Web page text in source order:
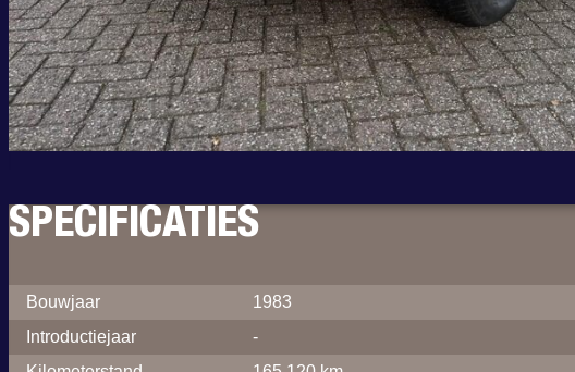
SPECIFICATIES
Bouwjaar
1983
Introductiejaar
-